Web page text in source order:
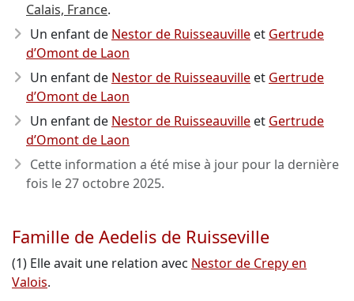
Calais, France.
Un enfant de Nestor de Ruisseauville et Gertrude
d’Omont de Laon
Un enfant de Nestor de Ruisseauville et Gertrude
d’Omont de Laon
Un enfant de Nestor de Ruisseauville et Gertrude
d’Omont de Laon
Cette information a été mise à jour pour la dernière
fois le27 octobre 2025.
Famille de Aedelis de Ruisseville
(1) Elle avait une relation avec Nestor de Crepy en
Valois.